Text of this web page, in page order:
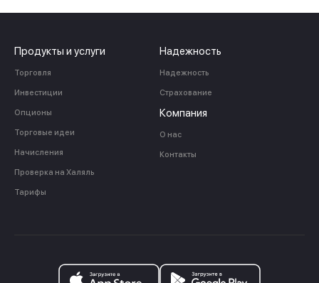
Продукты и услуги
Торговля
Инвестиции
Опционы
Торговые идеи
Начисления
Проверка на Халяль
Тарифы
Надежность
Надежность
Страхование
Компания
О нас
Контакты